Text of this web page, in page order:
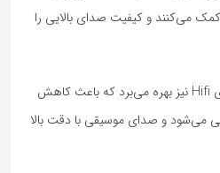
می‌کنند و کیفیت صدای بالایی را
همچنین، این هدفون از تکنولوژی Hifi نیز بهره می‌برد که باعث کاهش
می‌شود و صدای موسیقی با دقت بالا